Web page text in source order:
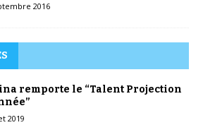
2016
remporte le “Talent Projection
2019